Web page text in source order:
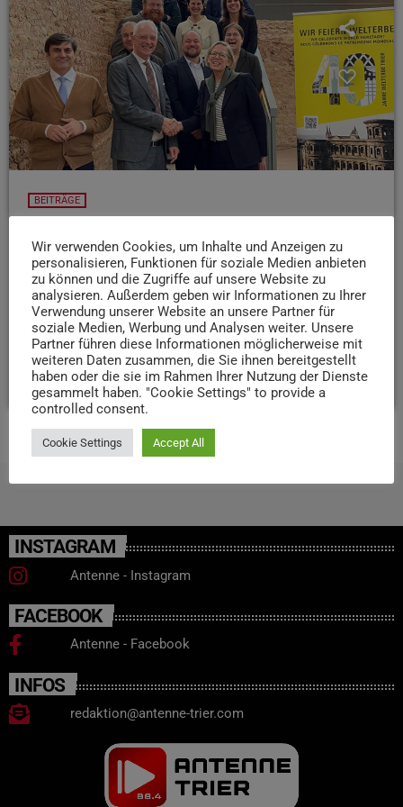
BEITRÄGE
Die Stadt Trier feiert 40 Jahre UNESCO Welterbe - mit
einem vielfältigen Programm, das uns OB Wolfram Leibe,
Kulturdezernent Markus Nöhl und Simone Schneider,
Staatssekretärin und Welterbebeauftragte der
Landesregierung vorstellen
today 20. JANUAR 2026 54 2
INSTAGRAM
Antenne - Instagram
FACEBOOK
Antenne - Facebook
INFOS
redaktion@antenne-trier.com
Wir verwenden Cookies, um Inhalte und Anzeigen zu
personalisieren, Funktionen für soziale Medien anbieten
zu können und die Zugriffe auf unsere Website zu
analysieren. Außerdem geben wir Informationen zu Ihrer
Verwendung unserer Website an unsere Partner für
soziale Medien, Werbung und Analysen weiter. Unsere
Partner führen diese Informationen möglicherweise mit
weiteren Daten zusammen, die Sie ihnen bereitgestellt
haben oder die sie im Rahmen Ihrer Nutzung der Dienste
gesammelt haben. "Cookie Settings" to provide a
controlled consent.
Cookie Settings Accept All